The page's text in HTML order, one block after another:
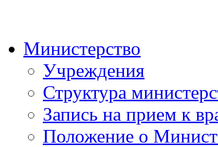
Министерство
Учреждения
Структура
Запись на прием к
Положение о